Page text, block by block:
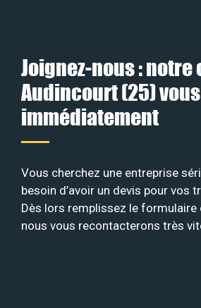
Joignez-nous : notre
Audincourt (25)
immédiatement
Vous cherchez une entreprise
besoin d’avoir un devis pour vos
Dès lors remplissez le
nous vous recontacterons très